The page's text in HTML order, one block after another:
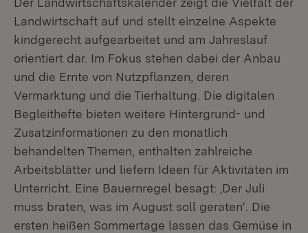
Landwirtschaft auf und stellt einzelne Aspekte
kindgerecht aufgearbeitet und am Jahreslauf
orientiert dar. Im Fokus stehen dabei der Anbau
und die Ernte von Nutzpflanzen, deren
Vermarktung und die Tierhaltung. Die digitalen
Begleithefte bieten weitere Hintergrund- und
Zusatzinformationen zu den monatlich
behandelten Themen, enthalten zahlreiche
Arbeitsblätter und liefern Ideen für Aktivitäten im
Unterricht. Eine Bauernregel besagt: ‚Der Juli
muss braten, was im August soll geraten‘. Die
ersten heißen Sommertage lassen das Gemüse in